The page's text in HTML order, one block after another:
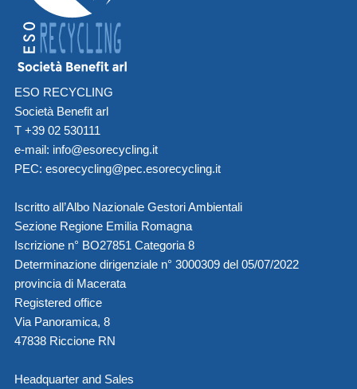
ESO RECYCLING
Società Benefit arl
T +39 02 530111
e-mail: info@esorecycling.it
PEC: esorecycling@pec.esorecycling.it
Iscritto all’Albo Nazionale Gestori Ambientali
Sezione Regione Emilia Romagna
Iscrizione n° BO27851 Categoria 8
Determinazione dirigenziale n° 3000309 del 05/07/2022
provincia di Macerata
Registered office
Via Panoramica, 8
47838 Riccione RN
Headquarter and Sales